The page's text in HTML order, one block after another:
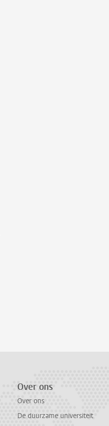
Over ons
Over ons
De duurzame universiteit